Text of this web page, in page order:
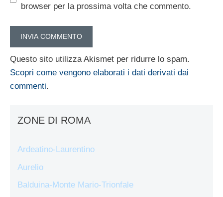
browser per la prossima volta che commento.
Questo sito utilizza Akismet per ridurre lo spam.
Scopri come vengono elaborati i dati derivati dai
commenti.
ZONE DI ROMA
Ardeatino-Laurentino
Aurelio
Balduina-Monte Mario-Trionfale